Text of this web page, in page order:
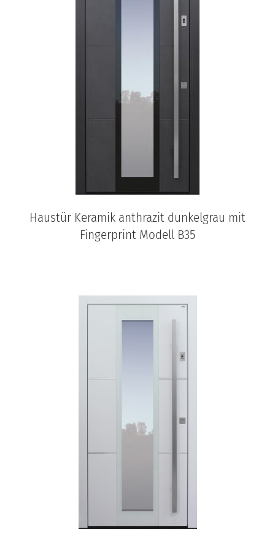
Haustür Keramik anthrazit dunkelgrau mit
Fingerprint Modell B35